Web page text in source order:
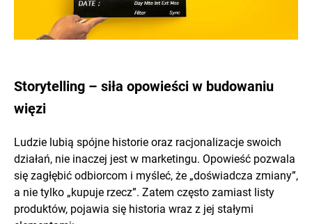
Storytelling – siła opowieści w budowaniu
więzi
Ludzie lubią spójne historie oraz racjonalizacje swoich
działań, nie inaczej jest w marketingu. Opowieść pozwala
się zagłębić odbiorcom i myśleć, że „doświadcza zmiany”,
a nie tylko „kupuje rzecz”. Zatem często zamiast listy
produktów, pojawia się historia wraz z jej stałymi